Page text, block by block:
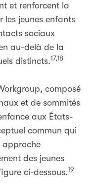
et renforcent la
les jeunes enfants
sociaux
au-delà de la
distincts.17,18
composé
et de sommités
aux États-
commun qui
approche
des jeunes
ci-dessous.19